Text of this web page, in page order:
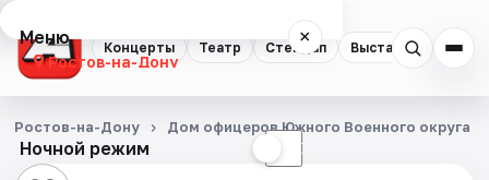
Концерты Театр Стендап Выставки
Меню ×
Ростов-на-Дону
Концерты
Театр
Ночной режим ☾
Ростов-на-Дону Дом офицеров Южного Военного округа